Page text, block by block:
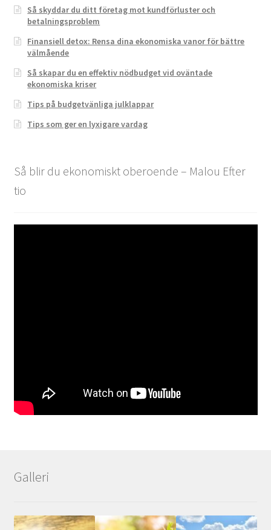
Så skyddar du ditt företag mot kundförluster och
betalningsproblem
Finansiell detox: Rensa dina ekonomiska vanor för bättre
välmående
Så skapar du en effektiv nödbudget vid oväntade
ekonomiska kriser
Tips på budgetvänliga julklappar
Tips som ger en lyxigare vardag
Så blir du ekonomiskt oberoende – Malou Efter
tio
Galleri